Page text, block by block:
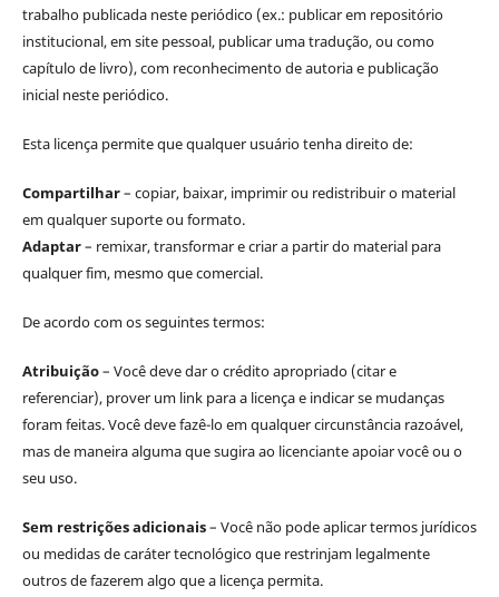
trabalho publicada neste periódico (ex.: publicar em repositório
institucional, em site pessoal, publicar uma tradução, ou como
capítulo de livro), com reconhecimento de autoria e publicação
inicial neste periódico.
Esta licença permite que qualquer usuário tenha direito de:
Compartilhar– copiar, baixar, imprimir ou redistribuir o material
em qualquer suporte ou formato.
Adaptar– remixar, transformar e criar a partir do material para
qualquer fim, mesmo que comercial.
De acordo com os seguintes termos:
Atribuição– Você deve dar o crédito apropriado (citar e
referenciar), prover um link para a licença e indicar se mudanças
foram feitas. Você deve fazê-lo em qualquer circunstância razoável,
mas de maneira alguma que sugira ao licenciante apoiar você ou o
seu uso.
Sem restrições adicionais– Você não pode aplicar termos jurídicos
ou medidas de caráter tecnológico que restrinjam legalmente
outros de fazerem algo que a licença permita.